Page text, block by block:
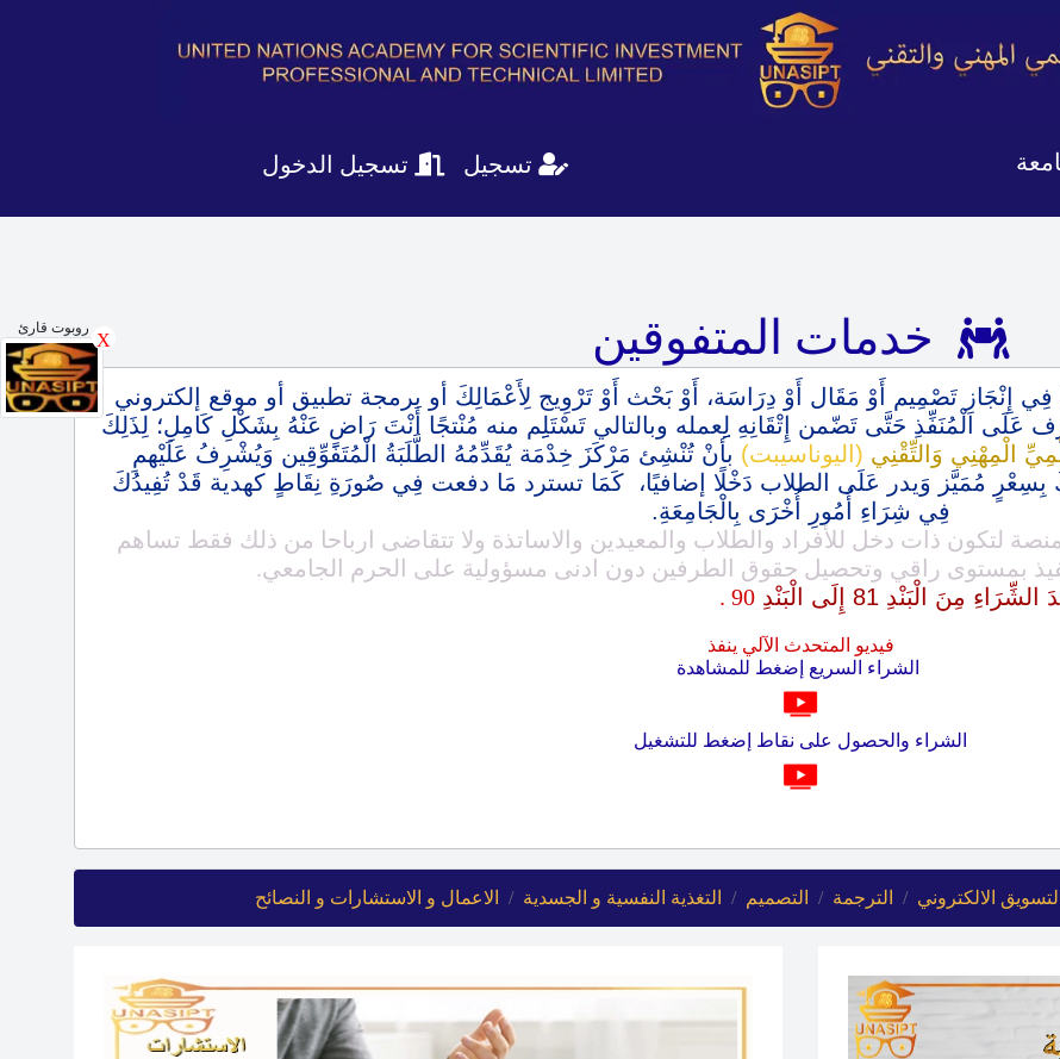
تسجيل تسجيل الدخول
روبوت قارئ
X خدمات المتفوقين
إِنْجَازِ تَصْمِيم أَوْ مَقَال أَوْ دِرَاسَة، أَوْ بَحْث أَوْ تَرْوِيج لِأَعْمَالِكَ أو برمجة تطبيق أو موقع إلكتروني
الْمُنَفِّذِ حَتَّى تَضّمن إِتْقَانِهِ لِِِعمله وبالتالي تَسْتَلِِم منه مُنْتجًا أَنْتَ رَاضٍ عَنْهُ بِشَكْلِ كَامِلِ؛ لِذَلِكَ
الْمِهْنِي وَالتِّقْنِي (اليوناسيبت) بأنْ تُنْشِئ مَرْكَزَ خِدْمَة يُقَدِّمُهُ الطَّلَبَةُ الْمُتَفَوِّقِين وَيُشْرِفُ عَلَيْهمِ
بِسِعْرٍ مُمَيَّز وَيدر عَلَى الطلاب دَخْلًا إضافيًا، كَمَا تسترد مَا دفعت فِي صُورَةِ نِقَاطٍ كهدية قَدْ تُفِيدُكَ
فِي شِرَاءِ أُمُورِ أُخْرَى بِالْجَامِعَةِ.
لتكون ذات دخل للأفراد والطلاب والمعيدين والاساتذة ولا تتقاضى ارباحا من ذلك فقط تساهم
بمستوى راقي وتحصيل حقوق الطرفين دون ادنى مسؤولية على الحرم الجامعي.
الْبَنْدِ 81 إِلَى الْبَنْدِ 90 .
فيديو المتحدث الآلي ينفذ
الشراء السريع إضغط للمشاهدة
الشراء والحصول على نقاط إضغط للتشغيل
التسويق الالكتروني الترجمة التصميم التغذية النفسية و الجسدية الاعمال و الاستشارات و النصائح